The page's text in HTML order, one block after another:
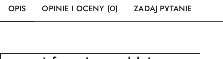
OPIS OPINIE I OCENY (0) ZADAJ PYTANIE